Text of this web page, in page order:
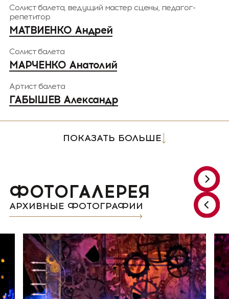
Солист балета, ведущий мастер сцены, педагог-
репетитор
МАТВИЕНКО Андрей
Солист балета
МАРЧЕНКО Анатолий
Артист балета
ГАБЫШЕВ Александр
ПОКАЗАТЬ БОЛЬШЕ
ФОТОГАЛЕРЕЯ
АРХИВНЫЕ ФОТОГРАФИИ